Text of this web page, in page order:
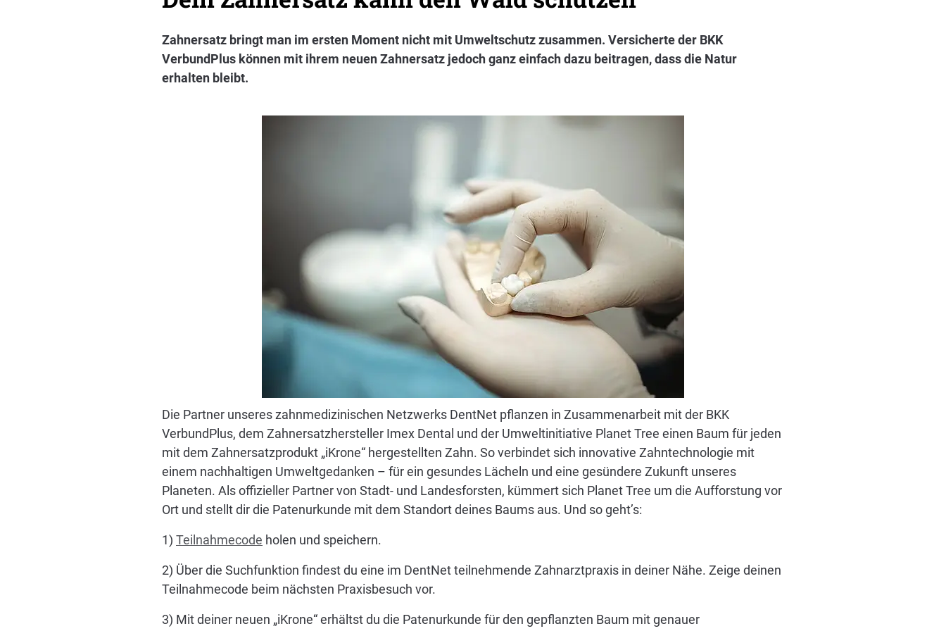
Zahnersatz bringt man im ersten Moment nicht mit Umweltschutz zusammen. Versicherte der BKK
VerbundPlus können mit ihrem neuen Zahnersatz jedoch ganz einfach dazu beitragen, dass die Natur
erhalten bleibt.
Die Partner unseres zahnmedizinischen Netzwerks DentNet pflanzen in Zusammenarbeit mit der BKK
VerbundPlus, dem Zahnersatzhersteller Imex Dental und der Umweltinitiative Planet Tree einen Baum für jeden
mit dem Zahnersatzprodukt „iKrone“ hergestellten Zahn. So verbindet sich innovative Zahntechnologie mit
einem nachhaltigen Umweltgedanken – für ein gesundes Lächeln und eine gesündere Zukunft unseres
Planeten. Als offizieller Partner von Stadt- und Landesforsten, kümmert sich Planet Tree um die Aufforstung vor
Ort und stellt dir die Patenurkunde mit dem Standort deines Baums aus. Und so geht’s:
1) Teilnahmecode holen und speichern.
2) Über die Suchfunktion findest du eine im DentNet teilnehmende Zahnarztpraxis in deiner Nähe. Zeige deinen
Teilnahmecode beim nächsten Praxisbesuch vor.
3) Mit deiner neuen „iKrone“ erhältst du die Patenurkunde für den gepflanzten Baum mit genauer